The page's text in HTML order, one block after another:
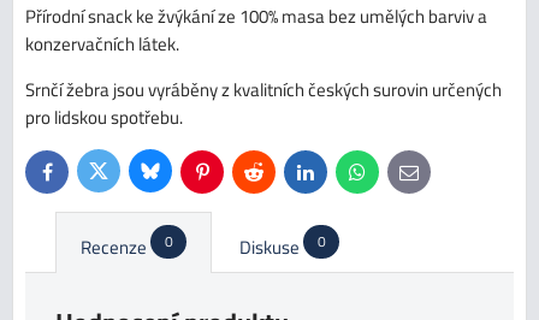
Přírodní snack ke žvýkání ze 100% masa bez umělých barviv a
konzervačních látek.
Srnčí žebra jsou vyráběny z kvalitních českých surovin určených
pro lidskou spotřebu.
FacebookTwitterBlueskyPinterestReddit LinkedInWhatsApp
E-
mail
Recenze 0 Diskuse 0